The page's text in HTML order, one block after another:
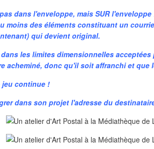
dans l'enveloppe, mais SUR
moins des éléments constituant un
qui devient original.
les limites dimensionnelles
acheminé, donc qu'il soit affranchi et que
jeu continue !
dans son projet l'adresse du